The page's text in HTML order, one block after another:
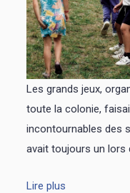
Les grands jeux,
toute la colonie,
incontournables des
avait toujours un lors
Lire plus